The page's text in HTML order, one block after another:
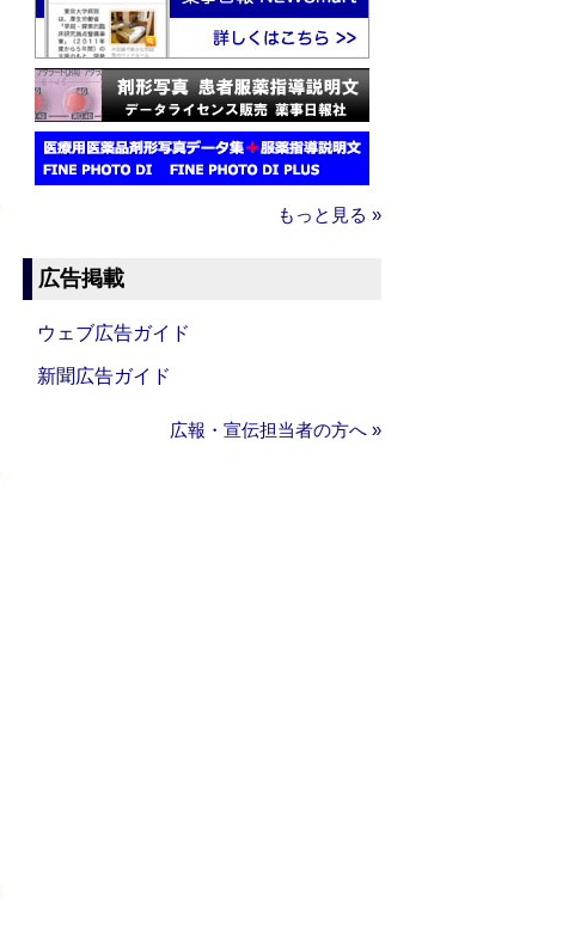
もっと見る »
広告掲載
ウェブ広告ガイド
新聞広告ガイド
広報・宣伝担当者の方へ »